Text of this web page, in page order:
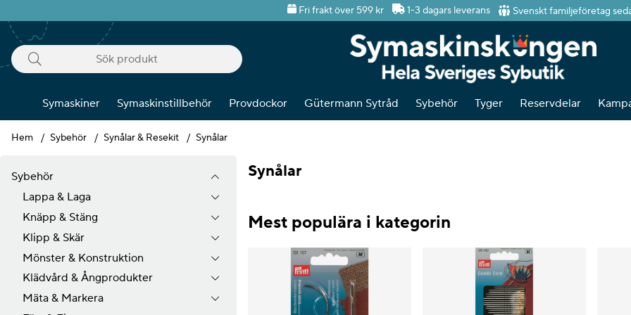
Fri frakt över 599 kr 1-3 dagars leverans Svenskt familjeföretag
Symaskiner Symaskinstillbehör Provdockor Gütermann Sytråd Sybehör Tyger Reservdelar
Hem Sybehör Synålar & Resekit Synålar
Sybehör
Lappa & Laga
Knäpp & Stäng
Klipp & Skär
Mönster & Konstruktion
Klädvård & Ångprodukter
Mäta & Markera
Synålar
Mest populära i kategorin